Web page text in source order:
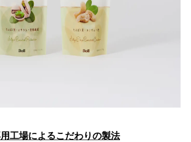
工場によるこだわりの製法